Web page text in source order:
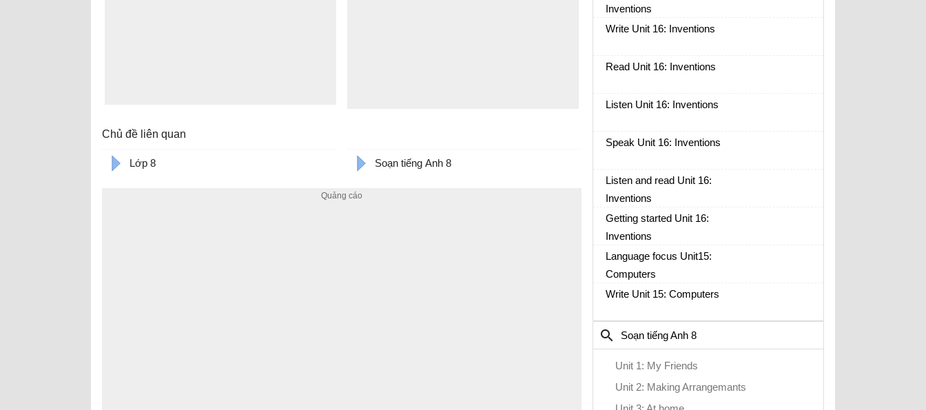
Chủ đề liên quan
Lớp 8 Soạn tiếng Anh 8
Inventions
Write Unit 16: Inventions
Read Unit 16: Inventions
Listen Unit 16: Inventions
Speak Unit 16: Inventions
Listen and read Unit 16:
Inventions
Getting started Unit 16:
Inventions
Language focus Unit15:
Computers
Write Unit 15: Computers
Soạn tiếng Anh 8
Unit 1: My Friends
Unit 2: Making Arrangemants